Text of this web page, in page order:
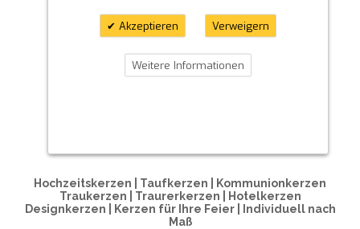
Hochzeitskerzen | Taufkerzen | Kommunionkerzen
Traukerzen | Traurerkerzen | Hotelkerzen
Designkerzen | Kerzen für Ihre Feier | Individuell nach
Maß
Akzeptieren Verweigern
Weitere Informationen